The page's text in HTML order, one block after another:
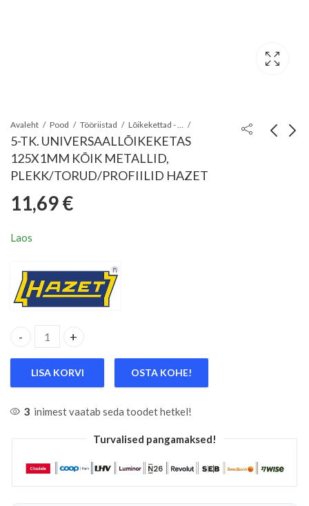
Avaleht Pood Tööriistad
5-TK. UNIVERSAALLÕIKEKETAS
125X1MM KÕIK METALLID,
PLEKK/TORUD/PROFIILID HAZET
5-OS.ALUSTALD/KETAS
11,69€
Laos
5-TK. UNIVERSAALLÕIKEKETAS 125X1MM KÕIK
LISA KORVI OSTA KOHE!
3 inimest vaatab seda toodet hetkel!
Turvalised pangamaksed!